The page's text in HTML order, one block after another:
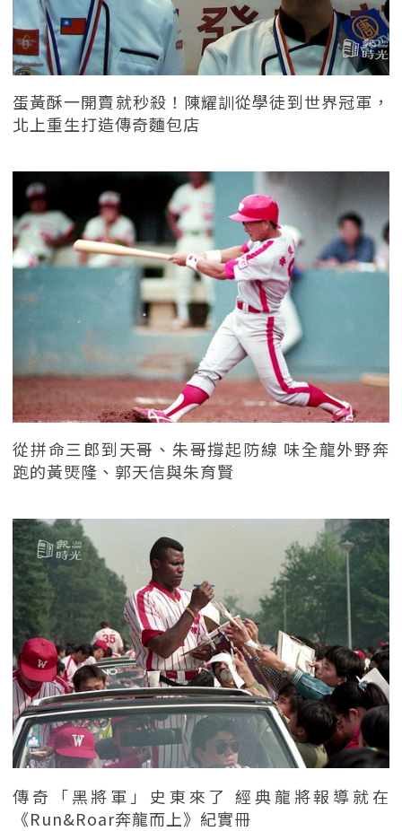
蛋黃酥一開賣就秒殺！陳耀訓從學徒到世界冠軍，
北上重生打造傳奇麵包店
從拼命三郎到天哥、朱哥撐起防線 味全龍外野奔
跑的黃煚隆、郭天信與朱育賢
傳奇「黑將軍」史東來了 經典龍將報導就在
《Run&Roar奔龍而上》紀實冊